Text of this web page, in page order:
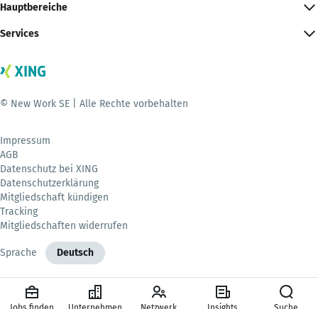
Hauptbereiche
Services
© New Work SE | Alle Rechte vorbehalten
Impressum
AGB
Datenschutz bei XING
Datenschutzerklärung
Mitgliedschaft kündigen
Tracking
Mitgliedschaften widerrufen
Sprache Deutsch